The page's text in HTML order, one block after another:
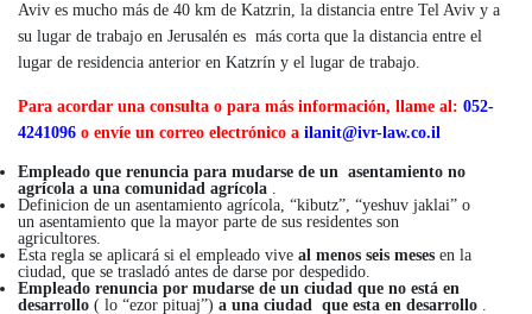
Aviv es mucho más de 40 km de Katzrin, la distancia entre Tel Aviv y a
su lugar de trabajo en Jerusalén es más corta que la distancia entre el
lugar de residencia anterior en Katzrín y el lugar de trabajo.
Para acordar una consulta o para más información, llame al: 052-
4241096 o envíe un correo electrónico a ilanit@ivr-law.co.il
Empleado que renuncia para mudarse de un asentamiento no
agrícola a una comunidad agrícola .
Definicion de un asentamiento agrícola, “kibutz”, “yeshuv jaklai” o
un asentamiento que la mayor parte de sus residentes son
agricultores.
Esta regla se aplicará si el empleado vive al menos seis meses en la
ciudad, que se trasladó antes de darse por despedido.
Empleado renuncia por mudarse de un ciudad que no está en
desarrollo ( lo “ezor pituaj”) a una ciudad que esta en desarrollo .